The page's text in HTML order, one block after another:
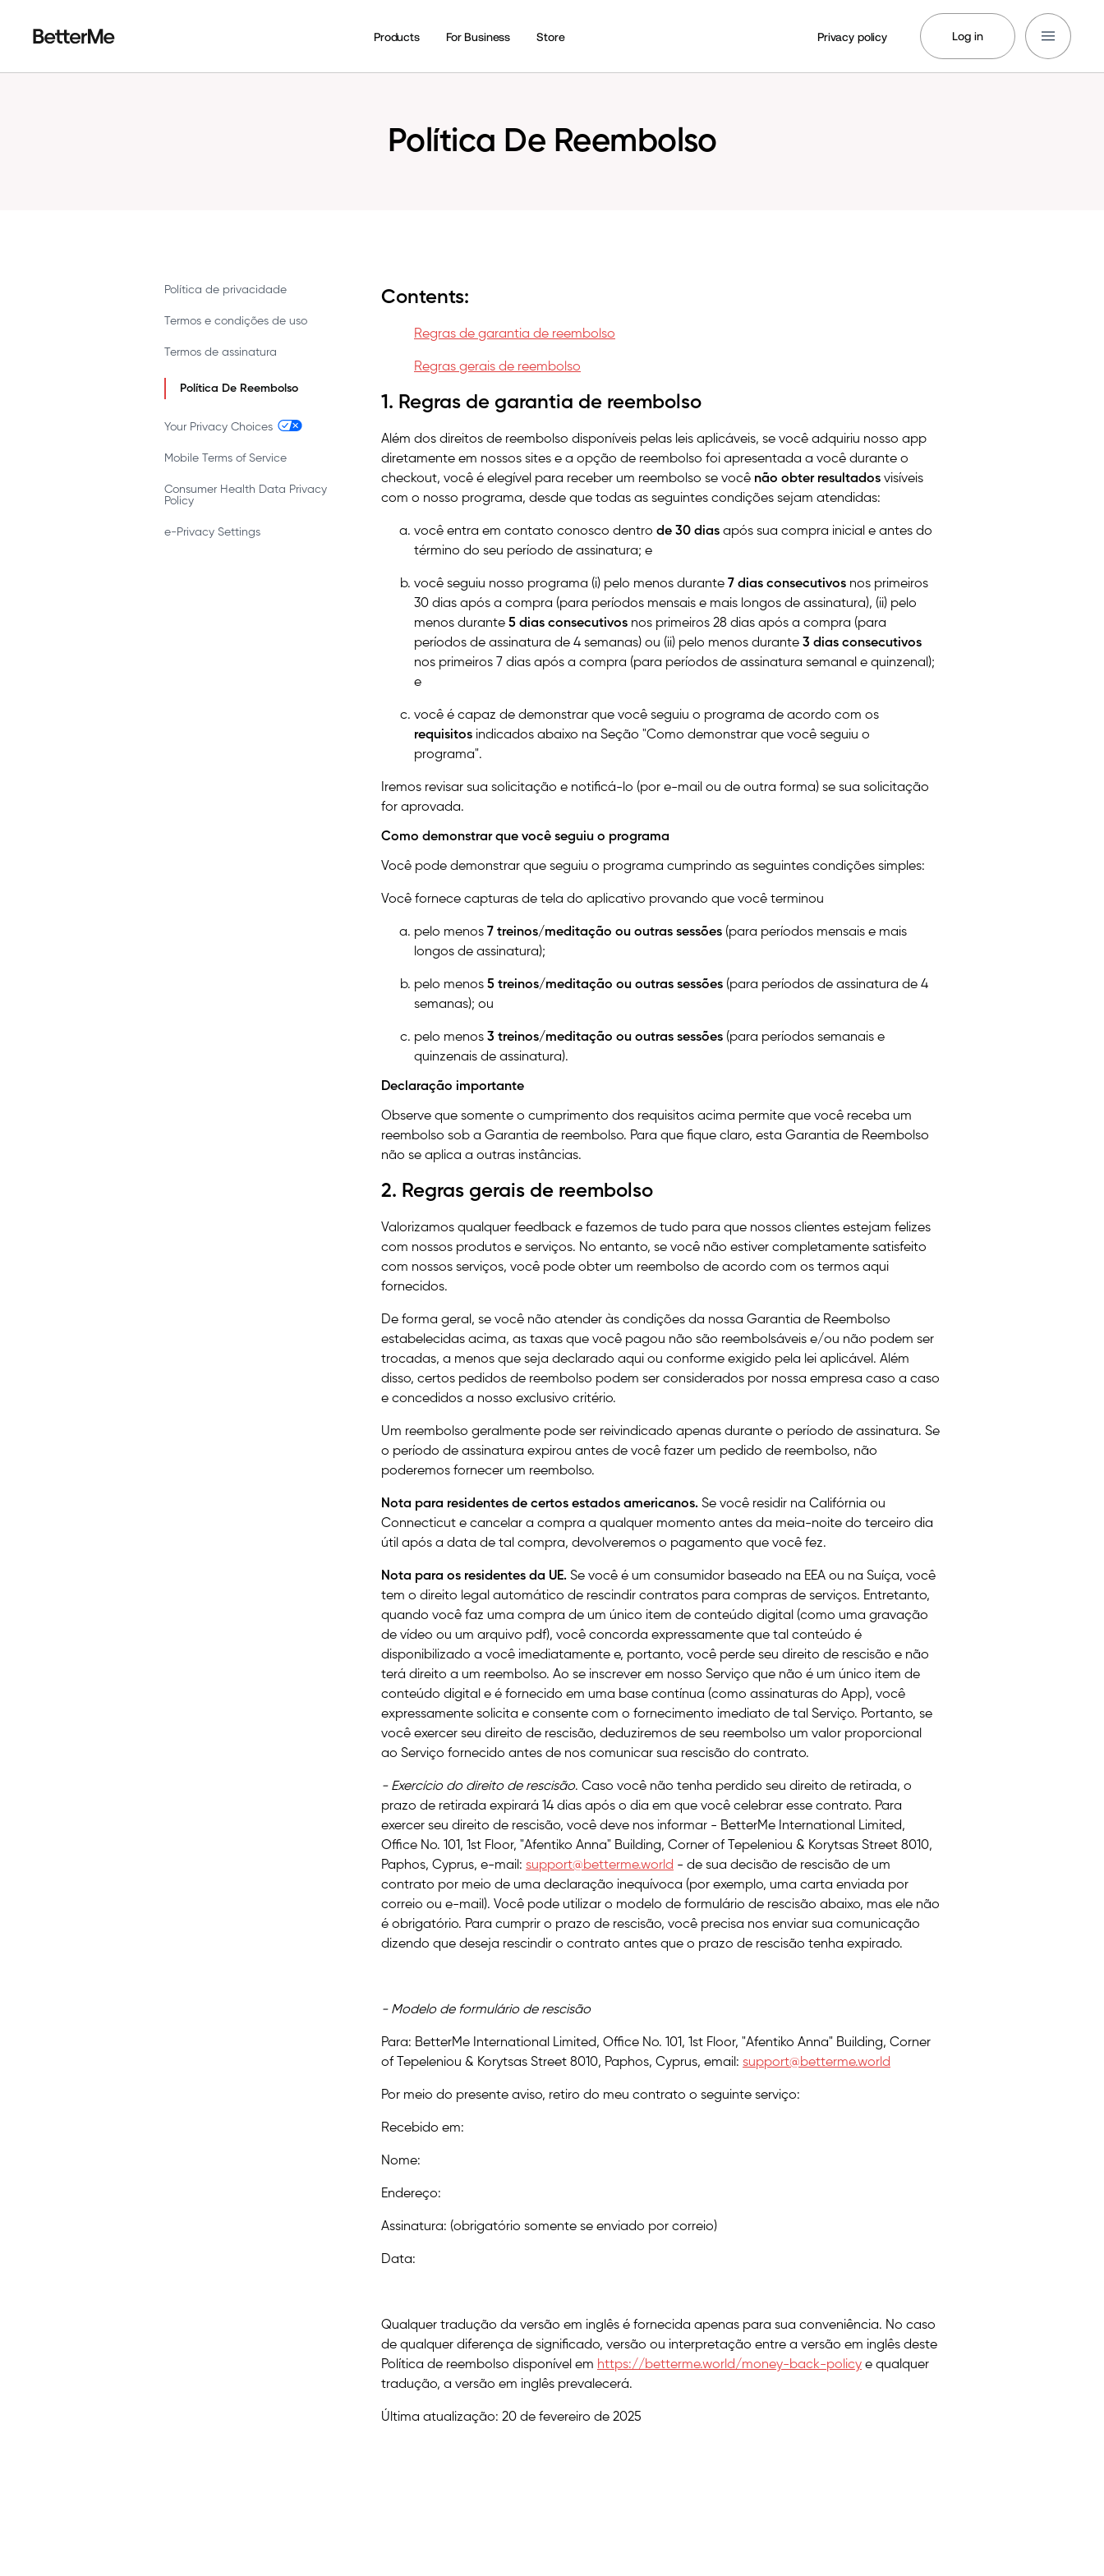
Products For Business Store Privacy policy Log in
Política De Reembolso
Política de privacidade
Termos e condições de uso
Termos de assinatura
Política De Reembolso
Your Privacy Choices
Mobile Terms of Service
Consumer Health Data Privacy
Policy
e-Privacy Settings
Contents:
Regras de garantia de reembolso
Regras gerais de reembolso
1. Regras de garantia de reembolso
Além dos direitos de reembolso disponíveis pelas leis aplicáveis, se você adquiriu nosso app
diretamente em nossos sites e a opção de reembolso foi apresentada a você durante o
checkout, você é elegível para receber um reembolso se você não obter resultados visíveis
com o nosso programa, desde que todas as seguintes condições sejam atendidas:
você entra em contato conosco dentro de 30 dias após sua compra inicial e antes do
término do seu período de assinatura; e
você seguiu nosso programa (i) pelo menos durante 7 dias consecutivos nos primeiros
30 dias após a compra (para períodos mensais e mais longos de assinatura), (ii) pelo
menos durante 5 dias consecutivos nos primeiros 28 dias após a compra (para
períodos de assinatura de 4 semanas) ou (ii) pelo menos durante 3 dias consecutivos
nos primeiros 7 dias após a compra (para períodos de assinatura semanal e quinzenal);
e
você é capaz de demonstrar que você seguiu o programa de acordo com os
requisitos indicados abaixo na Seção "Como demonstrar que você seguiu o
programa".
Iremos revisar sua solicitação e notificá-lo (por e-mail ou de outra forma) se sua solicitação
for aprovada.
Como demonstrar que você seguiu o programa
Você pode demonstrar que seguiu o programa cumprindo as seguintes condições simples:
Você fornece capturas de tela do aplicativo provando que você terminou
pelo menos 7 treinos/meditação ou outras sessões (para períodos mensais e mais
longos de assinatura);
pelo menos 5 treinos/meditação ou outras sessões (para períodos de assinatura de 4
semanas); ou
pelo menos 3 treinos/meditação ou outras sessões (para períodos semanais e
quinzenais de assinatura).
Declaração importante
Observe que somente o cumprimento dos requisitos acima permite que você receba um
reembolso sob a Garantia de reembolso. Para que fique claro, esta Garantia de Reembolso
não se aplica a outras instâncias.
2. Regras gerais de reembolso
Valorizamos qualquer feedback e fazemos de tudo para que nossos clientes estejam felizes
com nossos produtos e serviços. No entanto, se você não estiver completamente satisfeito
com nossos serviços, você pode obter um reembolso de acordo com os termos aqui
fornecidos.
De forma geral, se você não atender às condições da nossa Garantia de Reembolso
estabelecidas acima, as taxas que você pagou não são reembolsáveis e/ou não podem ser
trocadas, a menos que seja declarado aqui ou conforme exigido pela lei aplicável. Além
disso, certos pedidos de reembolso podem ser considerados por nossa empresa caso a caso
e concedidos a nosso exclusivo critério.
Um reembolso geralmente pode ser reivindicado apenas durante o período de assinatura. Se
o período de assinatura expirou antes de você fazer um pedido de reembolso, não
poderemos fornecer um reembolso.
Nota para residentes de certos estados americanos. Se você residir na Califórnia ou
Connecticut e cancelar a compra a qualquer momento antes da meia-noite do terceiro dia
útil após a data de tal compra, devolveremos o pagamento que você fez.
Nota para os residentes da UE. Se você é um consumidor baseado na EEA ou na Suíça, você
tem o direito legal automático de rescindir contratos para compras de serviços. Entretanto,
quando você faz uma compra de um único item de conteúdo digital (como uma gravação
de vídeo ou um arquivo pdf), você concorda expressamente que tal conteúdo é
disponibilizado a você imediatamente e, portanto, você perde seu direito de rescisão e não
terá direito a um reembolso. Ao se inscrever em nosso Serviço que não é um único item de
conteúdo digital e é fornecido em uma base contínua (como assinaturas do App), você
expressamente solicita e consente com o fornecimento imediato de tal Serviço. Portanto, se
você exercer seu direito de rescisão, deduziremos de seu reembolso um valor proporcional
ao Serviço fornecido antes de nos comunicar sua rescisão do contrato.
- Exercício do direito de rescisão. Caso você não tenha perdido seu direito de retirada, o
prazo de retirada expirará 14 dias após o dia em que você celebrar esse contrato. Para
exercer seu direito de rescisão, você deve nos informar - BetterMe International Limited,
Office No. 101, 1st Floor, "Afentiko Anna" Building, Corner of Tepeleniou & Korytsas Street 8010,
Paphos, Cyprus, e-mail: support@betterme.world - de sua decisão de rescisão de um
contrato por meio de uma declaração inequívoca (por exemplo, uma carta enviada por
correio ou e-mail). Você pode utilizar o modelo de formulário de rescisão abaixo, mas ele não
é obrigatório. Para cumprir o prazo de rescisão, você precisa nos enviar sua comunicação
dizendo que deseja rescindir o contrato antes que o prazo de rescisão tenha expirado.
- Modelo de formulário de rescisão
Para: BetterMe International Limited, Office No. 101, 1st Floor, "Afentiko Anna" Building, Corner
of Tepeleniou & Korytsas Street 8010, Paphos, Cyprus, email: support@betterme.world
Por meio do presente aviso, retiro do meu contrato o seguinte serviço:
Recebido em:
Nome:
Endereço:
Assinatura: (obrigatório somente se enviado por correio)
Data:
Qualquer tradução da versão em inglês é fornecida apenas para sua conveniência. No caso
de qualquer diferença de significado, versão ou interpretação entre a versão em inglês deste
Política de reembolso disponível em https://betterme.world/money-back-policy e qualquer
tradução, a versão em inglês prevalecerá.
Última atualização: 20 de fevereiro de 2025